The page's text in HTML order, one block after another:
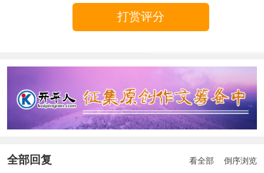
打赏评分
全部回复 看全部 倒序浏览